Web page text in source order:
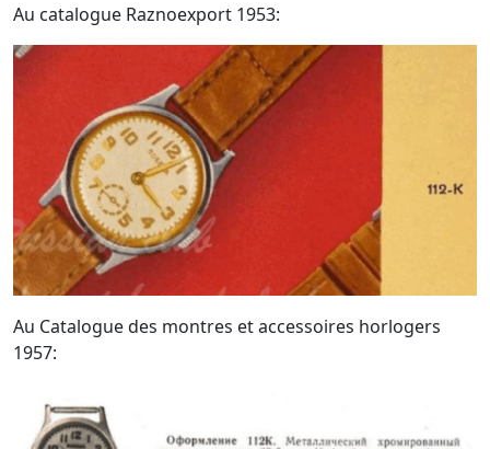
Au catalogue Raznoexport 1953:
Au Catalogue des montres et accessoires horlogers
1957: